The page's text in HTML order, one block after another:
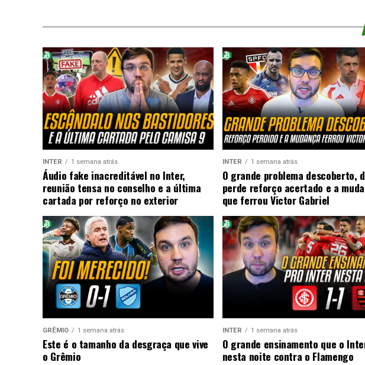
INTER 1 semana atrás
Áudio fake inacreditável no Inter,
reunião tensa no conselho e a última
cartada por reforço no exterior
INTER 1 semana atrás
O grande problema descoberto,
perde reforço acertado e a
que ferrou Victor Gabriel
GRÊMIO 1 semana atrás
Este é o tamanho da desgraça que vive
o Grêmio
INTER 1 semana atrás
O grande ensinamento que o
nesta noite contra o Flamengo